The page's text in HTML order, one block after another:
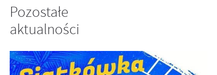
Pozostałe
aktualności